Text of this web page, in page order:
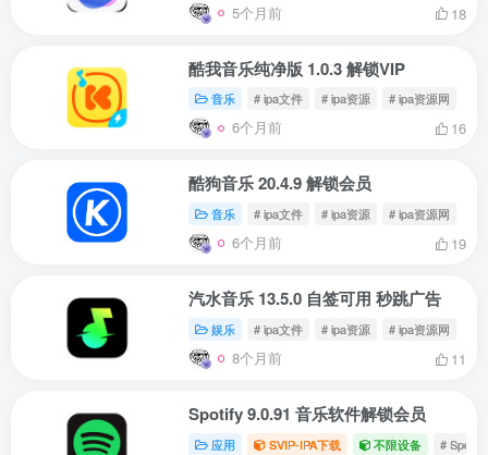
5个月前 18
酷我音乐纯净版 1.0.3 解锁VIP
音乐 # ipa文件 # ipa资源 # ipa资源网
6个月前 16
酷狗音乐 20.4.9 解锁会员
音乐 # ipa文件 # ipa资源 # ipa资源网
6个月前 19
汽水音乐 13.5.0 自签可用 秒跳广告
娱乐 # ipa文件 # ipa资源 # ipa资源网
8个月前 11
Spotify 9.0.91 音乐软件解锁会员
应用 SVIP-IPA下载 不限设备 #